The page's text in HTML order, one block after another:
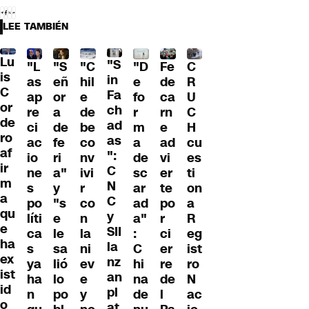
LEE TAMBIÉN
Lu
is
C
or
de
ro
af
ir
m
a
qu
e
ha
ex
ist
id
o
"L
as
ap
re
ci
ac
io
ne
s
po
líti
ca
s
ya
ha
n
"S
eñ
or
a
de
fe
ri
a"
y
"s
e
le
sa
lió
lo
po
"C
hil
e
de
be
co
nv
ivi
r
co
n
la
ni
ev
e
y
"S
in
Fa
ch
ad
as
":
C
N
C
y
SII
la
nz
an
pl
"D
e
fo
r
m
a
de
sc
ar
ad
a"
:
C
hi
na
de
Fe
de
ca
rn
e
ad
vi
er
te
po
r
ci
er
re
de
l
C
R
U
C
H
cu
es
ti
on
a
R
eg
ist
ro
N
ac